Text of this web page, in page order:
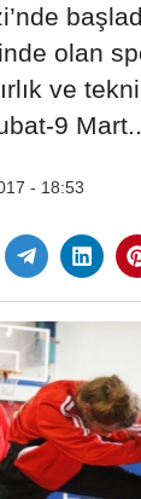
olan
ve
9
- 18:53